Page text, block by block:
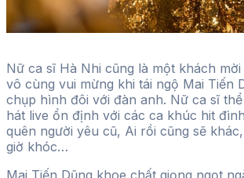
Nữ ca sĩ Hà Nhi cũng là một khách mời
vô cùng vui mừng khi tái ngộ Mai Tiến
chụp hình đôi với đàn anh. Nữ ca sĩ
hát live ổn định với các ca khúc hit
quên người yêu cũ, Ai rồi cũng sẽ
giờ khóc…